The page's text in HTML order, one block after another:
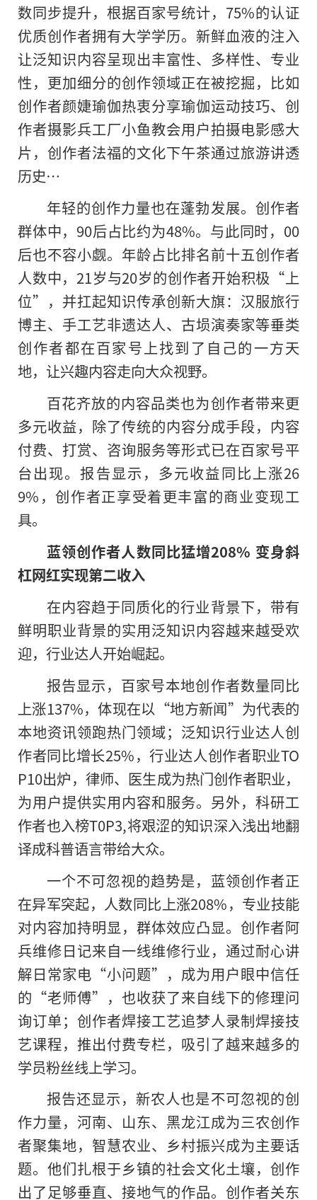
数同步提升，根据百家号统计，75%的认证
优质创作者拥有大学学历。新鲜血液的注入
让泛知识内容呈现出丰富性、多样性、专业
性，更加细分的创作领域正在被挖掘，比如
创作者颜婕瑜伽热衷分享瑜伽运动技巧、创
作者摄影兵工厂小鱼教会用户拍摄电影感大
片，创作者法福的文化下午茶通过旅游讲透
历史…
年轻的创作力量也在蓬勃发展。创作者
群体中，90后占比约为48%。与此同时，00
后也不容小觑。年龄占比排名前十五创作者
人数中，21岁与20岁的创作者开始积极“上
位”，并扛起知识传承创新大旗：汉服旅行
博主、手工艺非遗达人、古埙演奏家等垂类
创作者都在百家号上找到了自己的一方天
地，让兴趣内容走向大众视野。
百花齐放的内容品类也为创作者带来更
多元收益，除了传统的内容分成手段，内容
付费、打赏、咨询服务等形式已在百家号平
台出现。报告显示，多元收益同比上涨26
9%，创作者正享受着更丰富的商业变现工
具。
蓝领创作者人数同比猛增208% 变身斜
杠网红实现第二收入
在内容趋于同质化的行业背景下，带有
鲜明职业背景的实用泛知识内容越来越受欢
迎，行业达人开始崛起。
报告显示，百家号本地创作者数量同比
上涨137%，体现在以“地方新闻”为代表的
本地资讯领跑热门领域；泛知识行业达人创
作者同比增长25%，行业达人创作者职业TO
P10出炉，律师、医生成为热门创作者职业，
为用户提供实用内容和服务。另外，科研工
作者也入榜T0P3,将艰涩的知识深入浅出地翻
译成科普语言带给大众。
一个不可忽视的趋势是，蓝领创作者正
在异军突起，人数同比上涨208%，专业技能
对内容加持明显，群体效应凸显。创作者阿
兵维修日记来自一线维修行业，通过耐心讲
解日常家电“小问题”，成为用户眼中信任
的“老师傅”，也收获了来自线下的修理问
询订单；创作者焊接工艺追梦人录制焊接技
艺课程，推出付费专栏，吸引了越来越多的
学员粉丝线上学习。
报告还显示，新农人也是不可忽视的创
作力量，河南、山东、黑龙江成为三农创作
者聚集地，智慧农业、乡村振兴成为主要话
题。他们扎根于乡镇的社会文化土壤，创作
出了足够垂直、接地气的作品。创作者关东